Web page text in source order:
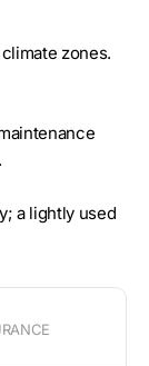
zones.
a lightly used